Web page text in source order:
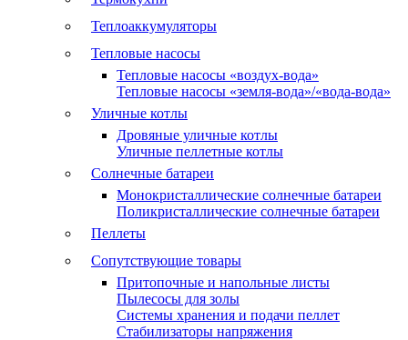
Теплоаккумуляторы
Тепловые насосы
Тепловые насосы «воздух-вода»
Тепловые насосы «земля-вода»/«вода-вода»
Уличные котлы
Дровяные уличные котлы
Уличные пеллетные котлы
Солнечные батареи
Монокристаллические солнечные батареи
Поликристаллические солнечные батареи
Пеллеты
Сопутствующие товары
Притопочные и напольные листы
Пылесосы для золы
Системы хранения и подачи пеллет
Стабилизаторы напряжения